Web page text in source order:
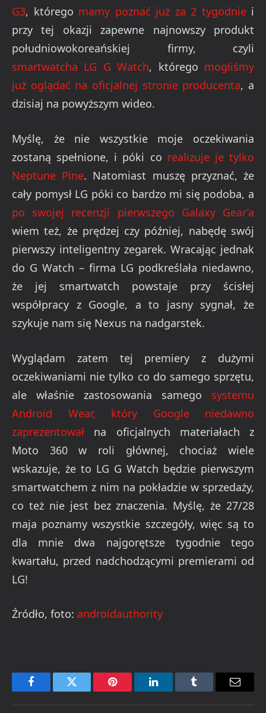
G3, którego mamy poznać już za 2 tygodniei
przy tej okazji zapewne najnowszy produkt
południowokoreańskiej firmy, czyli
smartwatcha LG G Watch, którego mogliśmy
już oglądać na oficjalnej stronie producenta, a
dzisiaj na powyższym wideo.
Myślę, że nie wszystkie moje oczekiwania
zostaną spełnione, i póki co realizuje je tylko
Neptune Pine. Natomiast muszę przyznać, że
cały pomysł LG póki co bardzo mi się podoba, a
po swojej recenzji pierwszego Galaxy Gear’a
wiem też, że prędzej czy później, nabędę swój
pierwszy inteligentny zegarek. Wracając jednak
do G Watch – firma LG podkreślała niedawno,
że jej smartwatch powstaje przy ścisłej
współpracy z Google, a to jasny sygnał, że
szykuje nam się Nexus na nadgarstek.
Wyglądam zatem tej premiery z dużymi
oczekiwaniami nie tylko co do samego sprzętu,
ale właśnie zastosowania samego systemu
Android Wear, który Google niedawno
zaprezentował na oficjalnych materiałach z
Moto 360 w roli głównej, chociaż wiele
wskazuje, że to LG G Watch będzie pierwszym
smartwatchem z nim na pokładzie w sprzedaży,
co też nie jest bez znaczenia. Myślę, że 27/28
maja poznamy wszystkie szczegóły, więc są to
dla mnie dwa najgorętsze tygodnie tego
kwartału, przed nadchodzącymi premierami od
LG!
Źródło, foto: androidauthority
FacebookTwitter Pinterest LinkedInTumblr Email